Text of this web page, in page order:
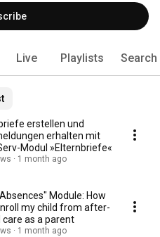
Live Playlists Search
erstellen und
erhalten mit
Modul »Elternbriefe«
1 month ago
Module: How
my child from after-
care as a parent
1 month ago